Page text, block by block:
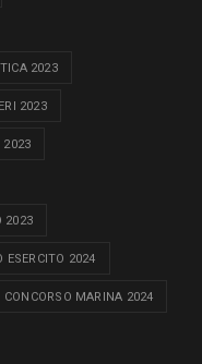
2023
2023
2023
2023
ESERCITO 2024
CONCORSO MARINA 2024